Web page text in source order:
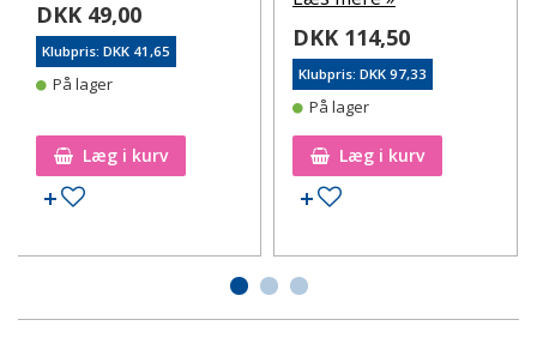
DKK 97,33
i kurv
til ønskeseddel
Læg i kurv
Tilføj til ønskeseddel